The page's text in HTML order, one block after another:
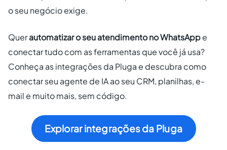
o seu negócio exige.
Querautomatizar o seu atendimento no WhatsAppe
conectar tudo com as ferramentas que você já usa?
Conheça as integrações da Pluga e descubra como
conectar seu agente de IA ao seu CRM, planilhas, e-
mail e muito mais, sem código.
Explorar integrações da Pluga